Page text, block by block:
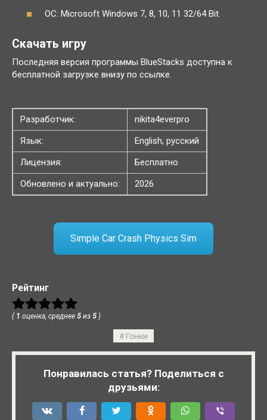
ОС: Microsoft Windows 7, 8, 10, 11 32/64 Bit.
Скачать игру
Последняя версия программы BlueStacks доступна к
бесплатной загрузке внизу по ссылке.
Разработчик:
nikita4everpro
Язык:
English, русский
Лицензия:
Бесплатно
Обновлено и актуально:
2026
Simple Car Crash Physics Sim
Рейтинг
( 1 оценка, среднее 5 из 5 )
Гонки
Понравилась статья? Поделиться с
друзьями: